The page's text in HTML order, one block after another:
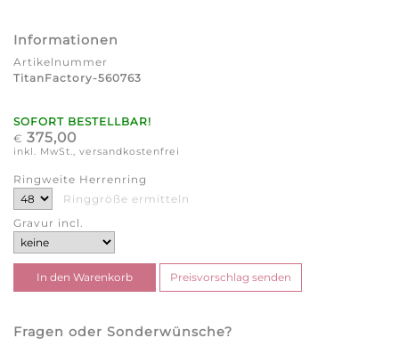
Informationen
Artikelnummer
TitanFactory-560763
SOFORT BESTELLBAR!
€ 375,00
inkl. MwSt., versandkostenfrei
Ringweite Herrenring
Ringgröße ermitteln
Gravur incl.
Fragen oder Sonderwünsche?